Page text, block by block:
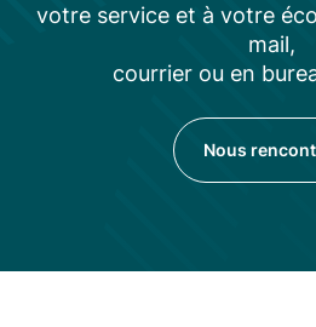
votre service et à votre
mail,
courrier ou en
Nous